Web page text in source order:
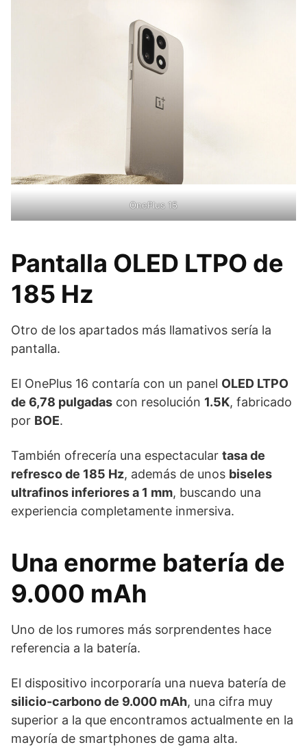
OnePlus 15
Pantalla OLED LTPO de
185 Hz
Otro de los apartados más llamativos sería la
pantalla.
El OnePlus 16 contaría con un panel OLED LTPO
de 6,78 pulgadas con resolución 1.5K, fabricado
por BOE.
También ofrecería una espectacular tasa de
refresco de 185 Hz, además de unos biseles
ultrafinos inferiores a 1 mm, buscando una
experiencia completamente inmersiva.
Una enorme batería de
9.000 mAh
Uno de los rumores más sorprendentes hace
referencia a la batería.
El dispositivo incorporaría una nueva batería de
silicio-carbono de 9.000 mAh, una cifra muy
superior a la que encontramos actualmente en la
mayoría de smartphones de gama alta.